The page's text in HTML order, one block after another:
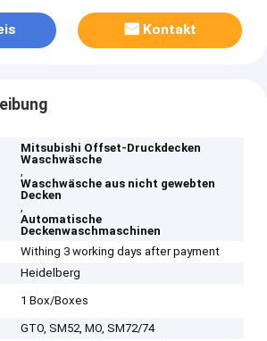
Kontakt
Mitsubishi Offset-Druckdecken
Waschwäsche
,
Waschwäsche aus nicht gewebten
Decken
,
Automatische
Deckenwaschmaschinen
Withing 3 working days after payment
Heidelberg
1 Box/Boxes
GTO, SM52, MO, SM72/74